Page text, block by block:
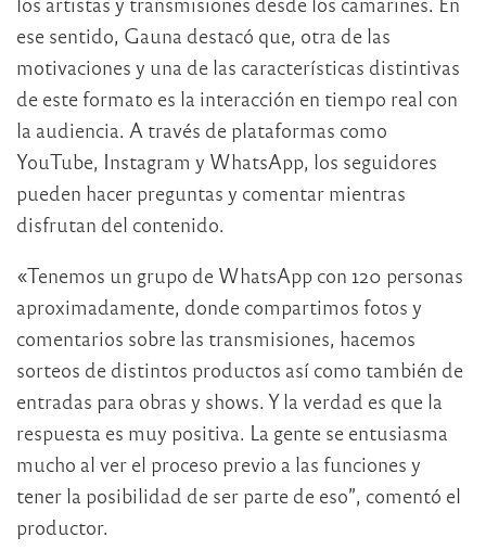
ese sentido, Gauna destacó que, otra de las
motivaciones y una de las características distintivas
de este formato es la interacción en tiempo real con
la audiencia. A través de plataformas como
YouTube, Instagram y WhatsApp, los seguidores
pueden hacer preguntas y comentar mientras
disfrutan del contenido.
«Tenemos un grupo de WhatsApp con 120 personas
aproximadamente, donde compartimos fotos y
comentarios sobre las transmisiones, hacemos
sorteos de distintos productos así como también de
entradas para obras y shows. Y la verdad es que la
respuesta es muy positiva. La gente se entusiasma
mucho al ver el proceso previo a las funciones y
tener la posibilidad de ser parte de eso”, comentó el
productor.